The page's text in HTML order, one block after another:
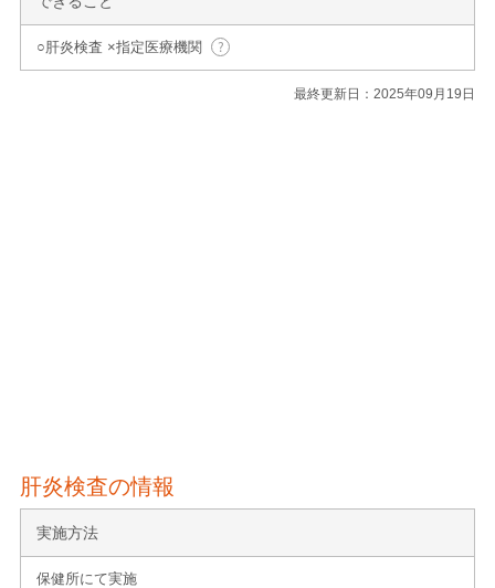
○肝炎検査 ×指定医療機関
最終更新日：2025年09月19日
肝炎検査の情報
実施方法
保健所にて実施